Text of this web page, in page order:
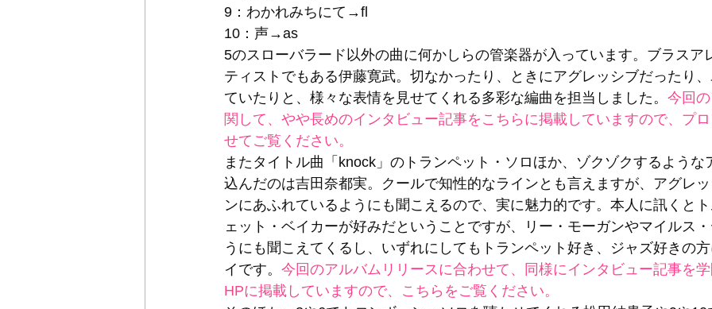
9：わかれみちにて→fl
10：声→as
5のスローバラード以外の曲に何かしらの管楽器が入っています。ブラスア
ティストでもある伊藤寛武。切なかったり、ときにアグレッシブだったり
ていたりと、様々な表情を見せてくれる多彩な編曲を担当しました。 今回
関して、やや長めのインタビュー記事をこちらに掲載していますので、プ
せてご覧ください。
またタイトル曲「knock」のトランペット・ソロほか、ゾクゾクするような
込んだのは吉田奈都実。クールで知性的なラインとも言えますが、アグレ
ンにあふれているようにも聞こえるので、実に魅力的です。本人に訊くと
ェット・ベイカーが好みだということですが、リー・モーガンやマイルス
うにも聞こえてくるし、いずれにしてもトランペット好き、ジャズ好きの
イです。 今回のアルバムリリースに合わせて、同様にインタビュー記事を
HPに掲載していますので、こちらをご覧ください。